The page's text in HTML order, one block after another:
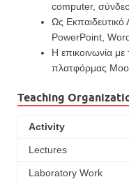
computer,
Ως Εκπαιδευτικό
PowerPoint,
Η επικοινωνία με
πλατφόρμας
Teaching
Activity
Lectures
Laboratory Work